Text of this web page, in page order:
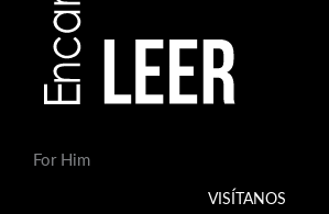
For Him
VISÍTANOS